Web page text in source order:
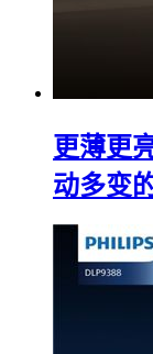
更薄更
动多变